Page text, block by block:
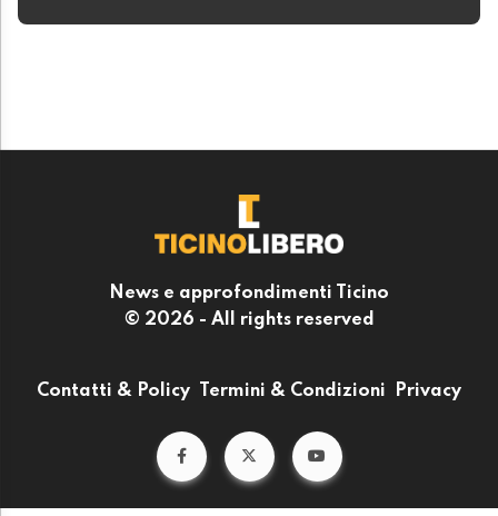
News e approfondimenti Ticino
© 2026 - All rights reserved
Contatti & Policy Termini & Condizioni Privacy